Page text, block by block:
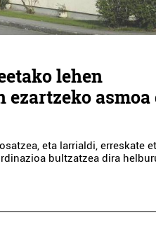
lehen
asmoa
eta larrialdi, erreskate
bultzatzea dira